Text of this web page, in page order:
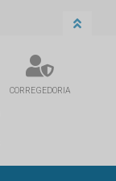
CORREGEDORIA